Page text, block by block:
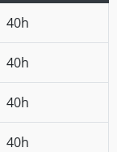
40h
40h
40h
40h